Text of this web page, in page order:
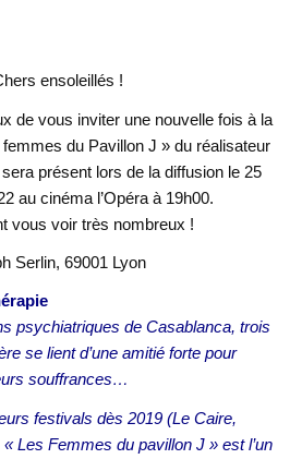
ensoleillés !
de vous inviter une nouvelle fois à la
du Pavillon J » du réalisateur
présent lors de la diffusion le 25
au cinéma l’Opéra à 19h00.
vous voir très nombreux !
Serlin, 69001 Lyon
psychiatriques de Casablanca, trois
se lient d’une amitié forte pour
souffrances…
festivals dès 2019 (Le Caire,
Les Femmes du pavillon J » est l’un